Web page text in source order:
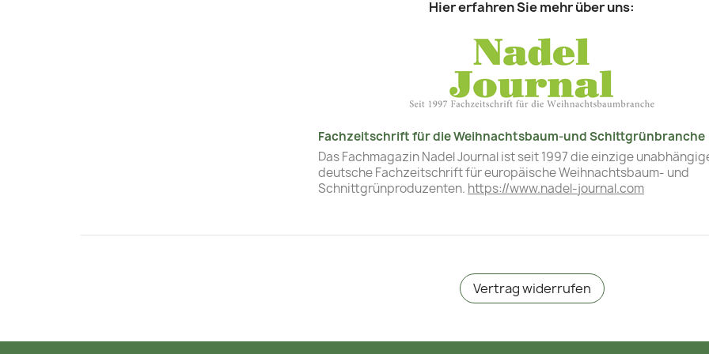
Hier erfahren Sie mehr über uns:
Fachzeitschrift für die Weihnachtsbaum-und Schittgrünbranche
Das Fachmagazin Nadel Journal ist seit 1997 die einzige
deutsche Fachzeitschrift für europäische Weihnachtsbaum- und
Schnittgrünproduzenten. https://www.nadel-journal.com
Vertrag widerrufen